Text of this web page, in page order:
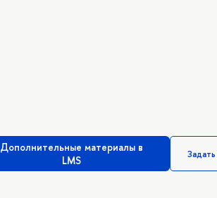
Дополнительные материалы в
LMS